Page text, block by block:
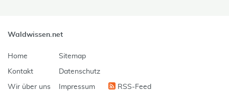
Waldwissen.net
Home
Kontakt
Wir über uns
Sitemap
Datenschutz
Impressum RSS-Feed